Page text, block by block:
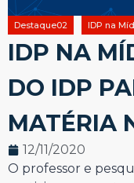
Destaque02 IDP na
IDP NA
DO IDP
MATÉRIA
12/11/2020
O professor e